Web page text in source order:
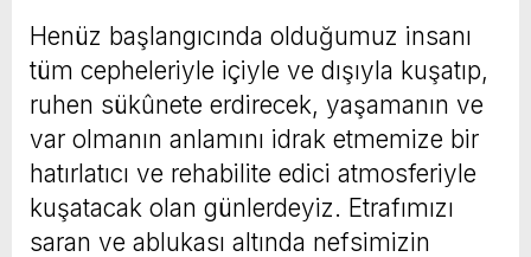
Henüz başlangıcında olduğumuz insanı
tüm cepheleriyle içiyle ve dışıyla kuşatıp,
ruhen sükûnete erdirecek, yaşamanın ve
var olmanın anlamını idrak etmemize bir
hatırlatıcı ve rehabilite edici atmosferiyle
kuşatacak olan günlerdeyiz. Etrafımızı
saran ve ablukası altında nefsimizin